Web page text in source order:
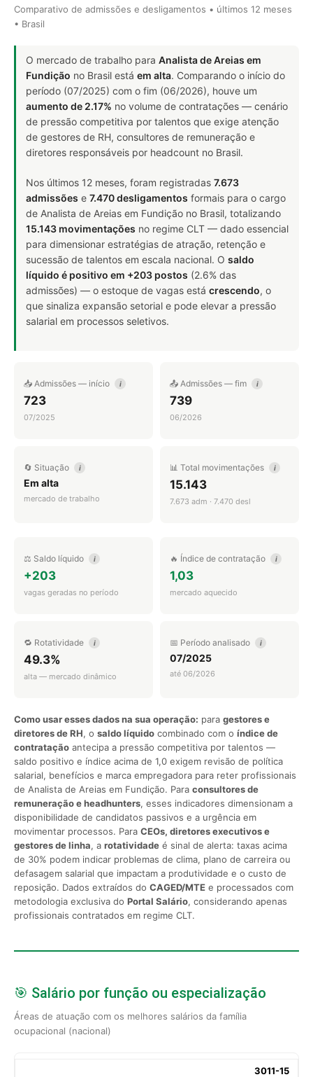
Comparativo de admissões e desligamentos • últimos 12 meses
• Brasil
O mercado de trabalho para Analista de Areias em
Fundição no Brasil está em alta. Comparando o início do
período (07/2025) com o fim (06/2026), houve um
aumento de 2.17% no volume de contratações — cenário
de pressão competitiva por talentos que exige atenção
de gestores de RH, consultores de remuneração e
diretores responsáveis por headcount no Brasil.
Nos últimos 12 meses, foram registradas 7.673
admissões e 7.470 desligamentos formais para o cargo
de Analista de Areias em Fundição no Brasil, totalizando
15.143 movimentações no regime CLT — dado essencial
para dimensionar estratégias de atração, retenção e
sucessão de talentos em escala nacional. O saldo
líquido é positivo em +203 postos (2.6% das
admissões) — o estoque de vagas está crescendo, o
que sinaliza expansão setorial e pode elevar a pressão
salarial em processos seletivos.
📥 Admissões — início i
723
07/2025
📤 Admissões — fim i
739
06/2026
🔄 Situação i
Em alta
mercado de trabalho
📊 Total movimentações i
15.143
7.673 adm · 7.470 desl
⚖️ Saldo líquido i
+203
vagas geradas no período
🔥 Índice de contratação i
1,03
mercado aquecido
🔁 Rotatividade i
49.3%
alta — mercado dinâmico
📅 Período analisado i
07/2025
até 06/2026
Como usar esses dados na sua operação: para gestores e
diretores de RH, o saldo líquido combinado com o índice de
contratação antecipa a pressão competitiva por talentos —
saldo positivo e índice acima de 1,0 exigem revisão de política
salarial, benefícios e marca empregadora para reter profissionais
de Analista de Areias em Fundição. Para consultores de
remuneração e headhunters, esses indicadores dimensionam a
disponibilidade de candidatos passivos e a urgência em
movimentar processos. Para CEOs, diretores executivos e
gestores de linha, a rotatividade é sinal de alerta: taxas acima
de 30% podem indicar problemas de clima, plano de carreira ou
defasagem salarial que impactam a produtividade e o custo de
reposição. Dados extraídos do CAGED/MTE e processados com
metodologia exclusiva do Portal Salário, considerando apenas
profissionais contratados em regime CLT.
🎯 Salário por função ou especialização
Áreas de atuação com os melhores salários da família
ocupacional (nacional)
3011-15